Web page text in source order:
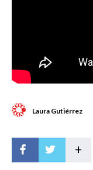
Laura Gutiérrez
+